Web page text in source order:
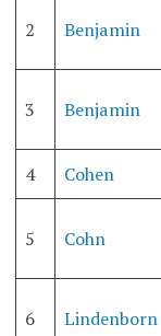
2 Benjamin
3 Benjamin
4 Cohen
5 Cohn
6 Lindenborn